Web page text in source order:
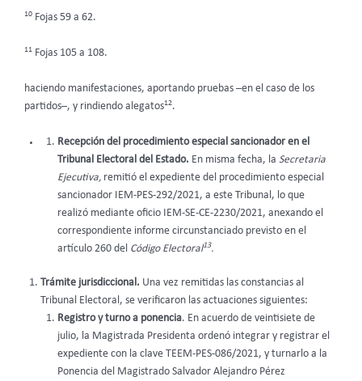
10 Fojas 59 a 62.
11 Fojas 105 a 108.
haciendo manifestaciones, aportando pruebas –en el caso de los
partidos–, y rindiendo alegatos12.
Recepción del procedimiento especial sancionador en el
Tribunal Electoral del Estado. En misma fecha, la Secretaria
Ejecutiva, remitió el expediente del procedimiento especial
sancionador IEM-PES-292/2021, a este Tribunal, lo que
realizó mediante oficio IEM-SE-CE-2230/2021, anexando el
correspondiente informe circunstanciado previsto en el
artículo 260 del Código Electoral13.
Trámite jurisdiccional. Una vez remitidas las constancias al
Tribunal Electoral, se verificaron las actuaciones siguientes:
Registro y turno a ponencia. En acuerdo de veintisiete de
julio, la Magistrada Presidenta ordenó integrar y registrar el
expediente con la clave TEEM-PES-086/2021, y turnarlo a la
Ponencia del Magistrado Salvador Alejandro Pérez